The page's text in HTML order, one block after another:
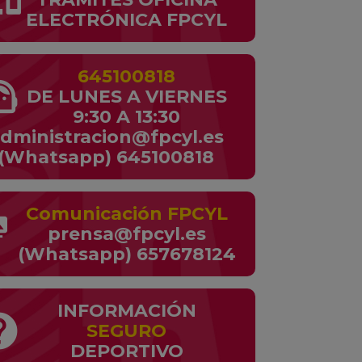
ELECTRÓNICA FPCYL
645100818
DE LUNES A VIERNES
9:30 A 13:30
(Whatsapp) 645100818
Comunicación FPCYL
prensa@fpcyl.es
(Whatsapp) 657678124
INFORMACIÓN
SEGURO
DEPORTIVO